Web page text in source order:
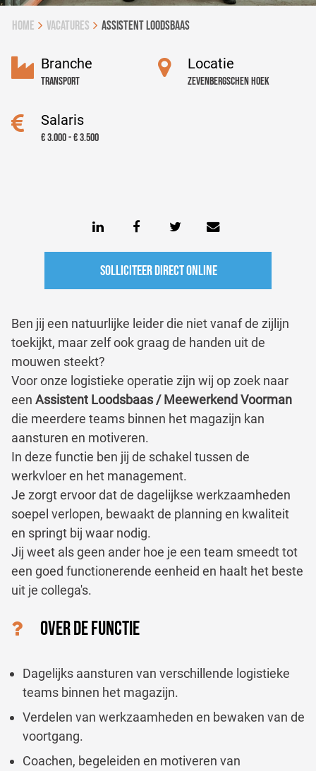
Home vacatures Assistent Loodsbaas
Branche
Transport
Locatie
Zevenbergschen Hoek
Salaris
€ 3.000 - € 3.500
Solliciteer direct online
Ben jij een natuurlijke leider die niet vanaf de zijlijn
toekijkt, maar zelf ook graag de handen uit de
mouwen steekt?
Voor onze logistieke operatie zijn wij op zoek naar
een Assistent Loodsbaas / Meewerkend Voorman
die meerdere teams binnen het magazijn kan
aansturen en motiveren.
In deze functie ben jij de schakel tussen de
werkvloer en het management.
Je zorgt ervoor dat de dagelijkse werkzaamheden
soepel verlopen, bewaakt de planning en kwaliteit
en springt bij waar nodig.
Jij weet als geen ander hoe je een team smeedt tot
een goed functionerende eenheid en haalt het beste
uit je collega's.
OVER DE FUNCTIE
Dagelijks aansturen van verschillende logistieke
teams binnen het magazijn.
Verdelen van werkzaamheden en bewaken van de
voortgang.
Coachen, begeleiden en motiveren van